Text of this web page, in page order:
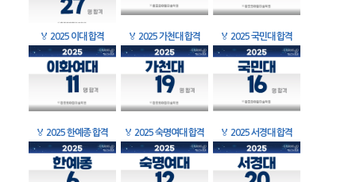
🏅 2025 이대 합격 🏅 2025 가천대 합격 🏅 2025 국민대 합격
🏅 2025 한예종 합격 🏅 2025 숙명여대 합격 🏅 2025 서경대 합격